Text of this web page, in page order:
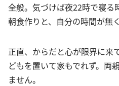
全般。気づけば夜22時で寝る
朝食作りと、自分の時間が無
正直、からだと心が限界に来
どもを置いて家もでれず。両
ません。